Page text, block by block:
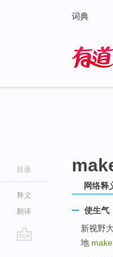
词典
目录
释义
翻译
网络释
使生气
新视野
地